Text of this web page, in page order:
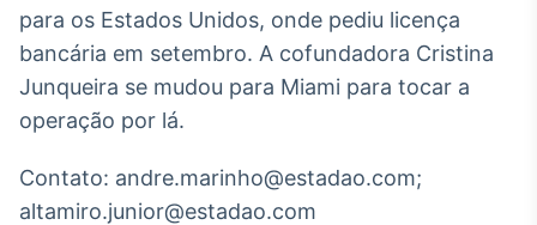
para os Estados Unidos, onde pediu licença
bancária em setembro. A cofundadora Cristina
Junqueira se mudou para Miami para tocar a
operação por lá.
Contato: andre.marinho@estadao.com;
altamiro.junior@estadao.com